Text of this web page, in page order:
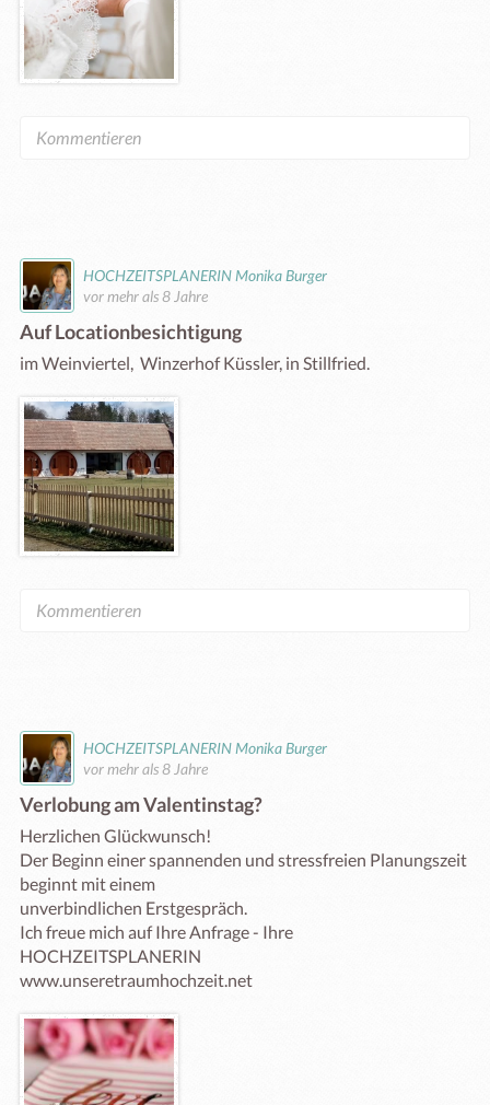
HOCHZEITSPLANERIN Monika Burger
vor mehr als 8 Jahre
Auf Locationbesichtigung
im Weinviertel,  Winzerhof Küssler, in Stillfried.
HOCHZEITSPLANERIN Monika Burger
vor mehr als 8 Jahre
Verlobung am Valentinstag?
Herzlichen Glückwunsch!
Der Beginn einer spannenden und stressfreien Planungszeit
beginnt mit einem
unverbindlichen Erstgespräch.
Ich freue mich auf Ihre Anfrage - Ihre
HOCHZEITSPLANERIN
www.unseretraumhochzeit.net